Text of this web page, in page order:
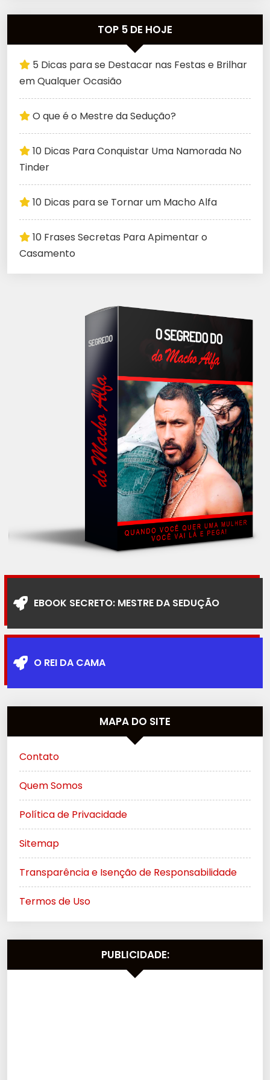
TOP 5 DE HOJE
5 Dicas para se Destacar nas Festas e Brilhar
em Qualquer Ocasião
O que é o Mestre da Sedução?
10 Dicas Para Conquistar Uma Namorada No
Tinder
10 Dicas para se Tornar um Macho Alfa
10 Frases Secretas Para Apimentar o
Casamento
EBOOK SECRETO: MESTRE DA SEDUÇÃO
O REI DA CAMA
MAPA DO SITE
Contato
Quem Somos
Política de Privacidade
Sitemap
Transparência e Isenção de Responsabilidade
Termos de Uso
PUBLICIDADE: